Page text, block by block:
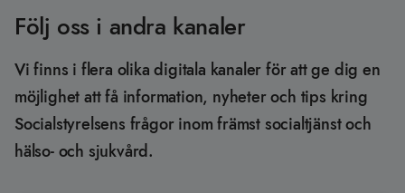
Följ oss i andra kanaler
Vi finns i flera olika digitala kanaler för att ge dig en
möjlighet att få information, nyheter och tips kring
Socialstyrelsens frågor inom främst socialtjänst och
hälso- och sjukvård.